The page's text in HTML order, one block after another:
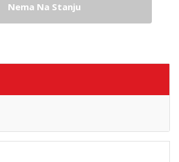
Nema Na Stanju